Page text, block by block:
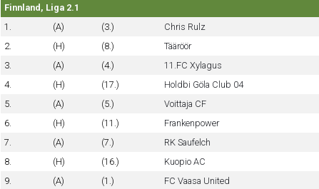
Finnland, Liga 2.1
1.
(A) (3.) Chris Rulz
2.
(H) (8.) Tääröör
3.
(A) (4.) 11.FC Xylagus
4.
(H) (17.) Holdbi Göla Club 04
5.
(A) (5.) Voittaja CF
6.
(H) (11.) Frankenpower
7.
(A) (7.) RK Saufelch
8.
(H) (16.) Kuopio AC
9.
(A) (1.) FC Vaasa United